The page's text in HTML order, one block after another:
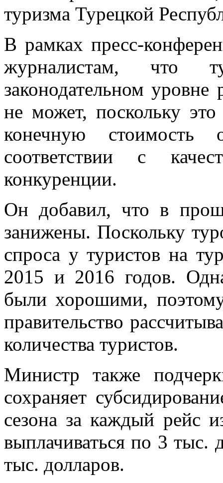
туризма Турецкой
В рамках пресс-
журналистам, что
законодательном уровне
не может, поскольку
конечную стоимость
соответствии с
конкуренции.
Он добавил, что в
занижены. Поскольку
спроса у туристов на
2015 и 2016 годов.
были хорошими,
правительство
количества туристов.
Министр также
сохраняет
сезона за каждый рейс
выплачиваться по 3 тыс.
тыс. долларов.